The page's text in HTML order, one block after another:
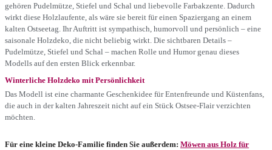
gehören Pudelmütze, Stiefel und Schal und liebevolle Farbakzente. Dadurch
wirkt diese Holzlaufente, als wäre sie bereit für einen Spaziergang an einem
kalten Ostseetag. Ihr Auftritt ist sympathisch, humorvoll und persönlich – eine
saisonale Holzdeko, die nicht beliebig wirkt. Die sichtbaren Details –
Pudelmütze, Stiefel und Schal – machen Rolle und Humor genau dieses
Modells auf den ersten Blick erkennbar.
Winterliche Holzdeko mit Persönlichkeit
Das Modell ist eine charmante Geschenkidee für Entenfreunde und Küstenfans,
die auch in der kalten Jahreszeit nicht auf ein Stück Ostsee-Flair verzichten
möchten.
Für eine kleine Deko-Familie finden Sie außerdem: Möwen aus Holz für